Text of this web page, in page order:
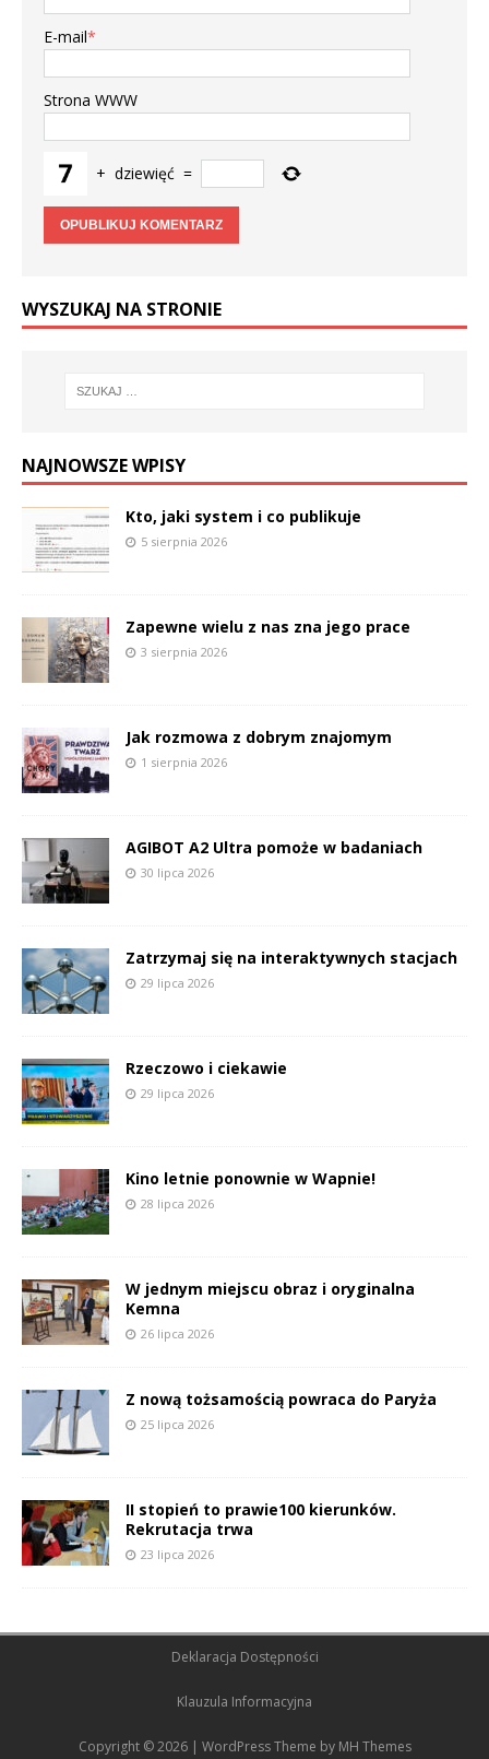
E-mail*
Strona WWW
+ dziewięć =
WYSZUKAJ NA STRONIE
NAJNOWSZE WPISY
Kto, jaki system i co publikuje
5 sierpnia 2026
Zapewne wielu z nas zna jego prace
3 sierpnia 2026
Jak rozmowa z dobrym znajomym
1 sierpnia 2026
AGIBOT A2 Ultra pomoże w badaniach
30 lipca 2026
Zatrzymaj się na interaktywnych stacjach
29 lipca 2026
Rzeczowo i ciekawie
29 lipca 2026
Kino letnie ponownie w Wapnie!
28 lipca 2026
W jednym miejscu obraz i oryginalna
Kemna
26 lipca 2026
Z nową tożsamością powraca do Paryża
25 lipca 2026
II stopień to prawie100 kierunków.
Rekrutacja trwa
23 lipca 2026
Deklaracja Dostępności
Klauzula Informacyjna
Copyright © 2026 | WordPress Theme by MH Themes